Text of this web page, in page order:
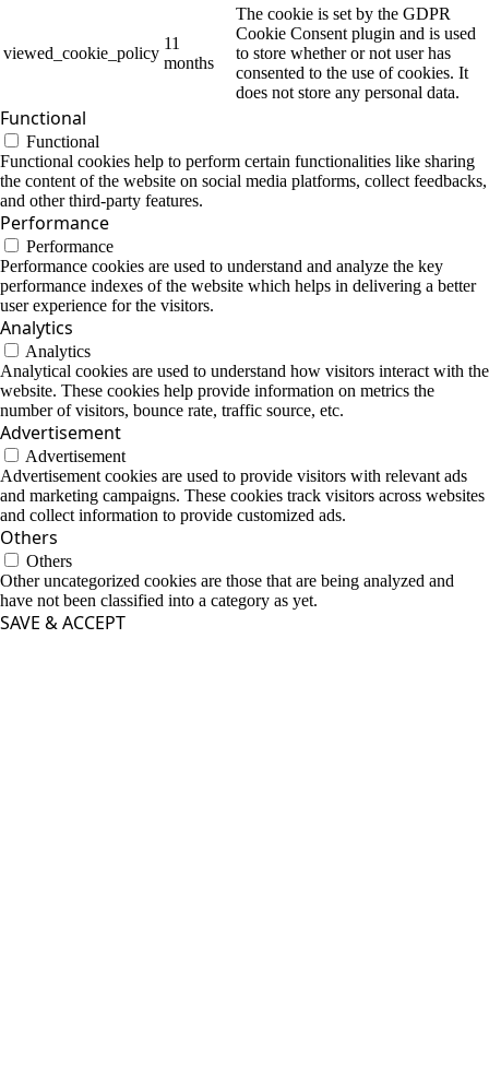
viewed_cookie_policy
11
months
The cookie is set by the GDPR
Cookie Consent plugin and is used
to store whether or not user has
consented to the use of cookies. It
does not store any personal data.
Functional
Functional
Functional cookies help to perform certain functionalities like sharing
the content of the website on social media platforms, collect feedbacks,
and other third-party features.
Performance
Performance
Performance cookies are used to understand and analyze the key
performance indexes of the website which helps in delivering a better
user experience for the visitors.
Analytics
Analytics
Analytical cookies are used to understand how visitors interact with the
website. These cookies help provide information on metrics the
number of visitors, bounce rate, traffic source, etc.
Advertisement
Advertisement
Advertisement cookies are used to provide visitors with relevant ads
and marketing campaigns. These cookies track visitors across websites
and collect information to provide customized ads.
Others
Others
Other uncategorized cookies are those that are being analyzed and
have not been classified into a category as yet.
SAVE & ACCEPT